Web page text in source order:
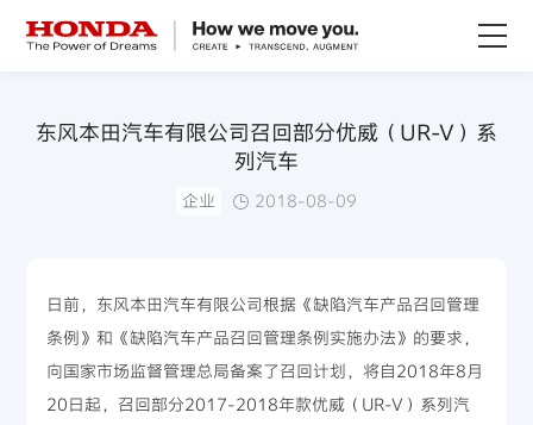
技术创新
赛事运动
东风本田汽车有限公司召回部分优威（UR-V）系
列汽车
企业 2018-08-09
日前，东风本田汽车有限公司根据《缺陷汽车产品召回管理
条例》和《缺陷汽车产品召回管理条例实施办法》的要求，
向国家市场监督管理总局备案了召回计划，将自2018年8月
20日起，召回部分2017-2018年款优威（UR-V）系列汽